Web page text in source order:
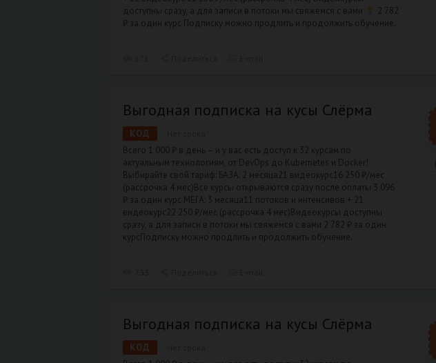
доступны сразу, а для записи в потоки мы свяжемся с вами
2 782
₽ за один курс Подписку можно продлить и продолжить обучение.
Выгодная подписка на кусы Слёрма
КОД
Всего 1 000 ₽ в день – и у вас есть доступ к 32 курсам по
актуальным технологиям, от DevOps до Kubernetes и Docker!
Выбирайте свой тариф: БАЗА: 2 месяца21 видеокурс16 250 ₽/мес
(рассрочка 4 мес)Все курсы открываются сразу после оплаты 3 096
₽ за один курс МЕГА: 3 месяца11 потоков и интенсивов + 21
видеокурс22 250 ₽/мес (рассрочка 4 мес)Видеокурсы доступны
сразу, а для записи в потоки мы свяжемся с вами 2 782 ₽ за один
курсПодписку можно продлить и продолжить обучение.
Выгодная подписка на кусы Слёрма
КОД